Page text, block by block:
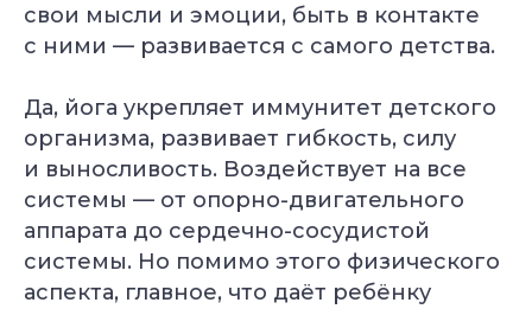
свои мысли и эмоции, быть в контакте
с ними — развивается с самого детства.
Да, йога укрепляет иммунитет детского
организма, развивает гибкость, силу
и выносливость. Воздействует на все
системы — от опорно-двигательного
аппарата до сердечно-сосудистой
системы. Но помимо этого физического
аспекта, главное, что даёт ребёнку